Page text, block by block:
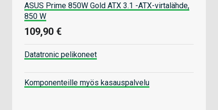
ASUS Prime 850W Gold ATX 3.1 -ATX-virtalähde,
850 W
109,90 €
Datatronic pelikoneet
Komponenteille myös kasauspalvelu